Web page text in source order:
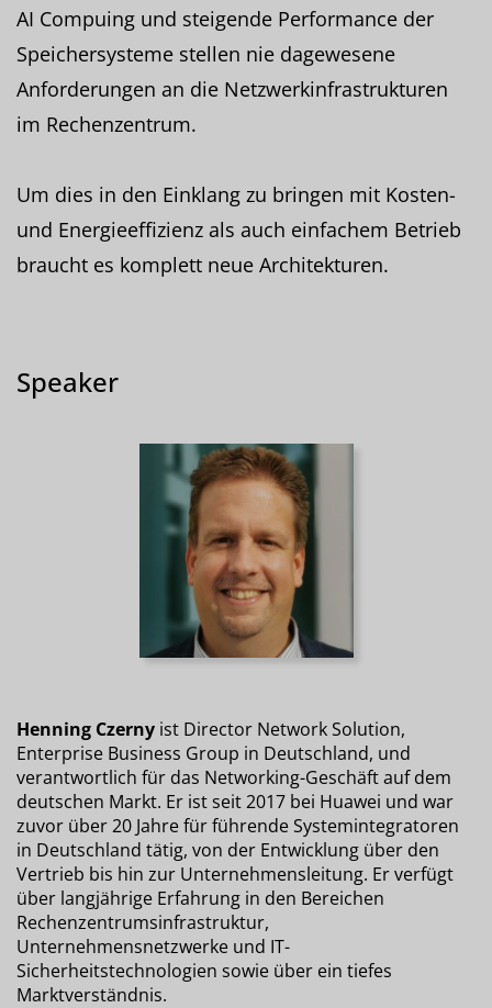
AI Compuing und steigende Performance der
Speichersysteme stellen nie dagewesene
Anforderungen an die Netzwerkinfrastrukturen
im Rechenzentrum.
Um dies in den Einklang zu bringen mit Kosten-
und Energieeffizienz als auch einfachem Betrieb
braucht es komplett neue Architekturen.
Speaker
Henning Czerny ist Director Network Solution,
Enterprise Business Group in Deutschland, und
verantwortlich für das Networking-Geschäft auf dem
deutschen Markt. Er ist seit 2017 bei Huawei und war
zuvor über 20 Jahre für führende Systemintegratoren
in Deutschland tätig, von der Entwicklung über den
Vertrieb bis hin zur Unternehmensleitung. Er verfügt
über langjährige Erfahrung in den Bereichen
Rechenzentrumsinfrastruktur,
Unternehmensnetzwerke und IT-
Sicherheitstechnologien sowie über ein tiefes
Marktverständnis.